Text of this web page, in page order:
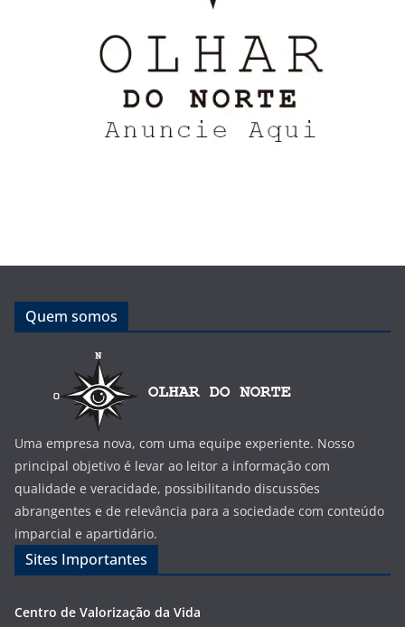
Quem somos
Uma empresa nova, com uma equipe experiente. Nosso
principal objetivo é levar ao leitor a informação com
qualidade e veracidade, possibilitando discussões
abrangentes e de relevância para a sociedade com conteúdo
imparcial e apartidário.
Sites Importantes
Centro de Valorização da Vida